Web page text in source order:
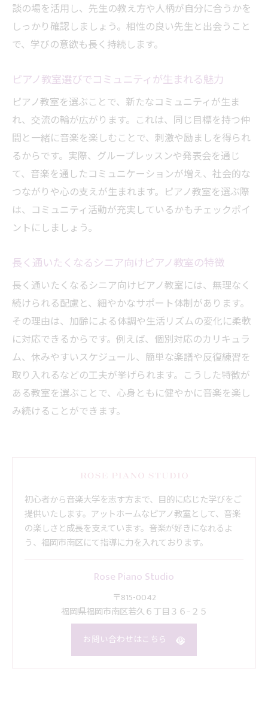
談の場を活用し、先生の教え方や人柄が自分に合うかを
しっかり確認しましょう。相性の良い先生と出会うこと
で、学びの意欲も長く持続します。
ピアノ教室選びでコミュニティが生まれる魅力
ピアノ教室を選ぶことで、新たなコミュニティが生ま
れ、交流の輪が広がります。これは、同じ目標を持つ仲
間と一緒に音楽を楽しむことで、刺激や励ましを得られ
るからです。実際、グループレッスンや発表会を通じ
て、音楽を通したコミュニケーションが増え、社会的な
つながりや心の支えが生まれます。ピアノ教室を選ぶ際
は、コミュニティ活動が充実しているかもチェックポイ
ントにしましょう。
長く通いたくなるシニア向けピアノ教室の特徴
長く通いたくなるシニア向けピアノ教室には、無理なく
続けられる配慮と、細やかなサポート体制があります。
その理由は、加齢による体調や生活リズムの変化に柔軟
に対応できるからです。例えば、個別対応のカリキュラ
ム、休みやすいスケジュール、簡単な楽譜や反復練習を
取り入れるなどの工夫が挙げられます。こうした特徴が
ある教室を選ぶことで、心身ともに健やかに音楽を楽し
み続けることができます。
初心者から音楽大学を志す方まで、目的に応じた学びをご
提供いたします。アットホームなピアノ教室として、音楽
の楽しさと成長を支えています。音楽が好きになれるよ
う、福岡市南区にて指導に力を入れております。
Rose Piano Studio
〒815-0042
福岡県福岡市南区若久６丁目３６−２５
お問い合わせはこちら